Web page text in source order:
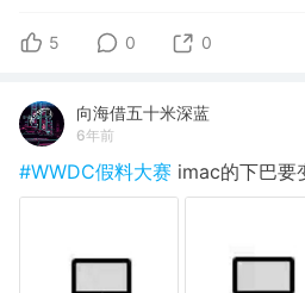
5 0 0
向海借五十米深蓝
6年前
#WWDC假料大赛 imac的下巴要